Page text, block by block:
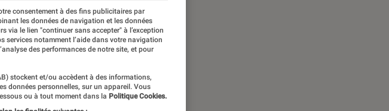
consentement à des fins publicitaires par
les données de navigation et les données
via le lien "continuer sans accepter" à l’exception
services notamment l’aide dans votre navigation
des performances de notre site, et pour
stockent et/ou accèdent à des informations,
données personnelles, sur un appareil. Vous
ou à tout moment dans la Politique Cookies.